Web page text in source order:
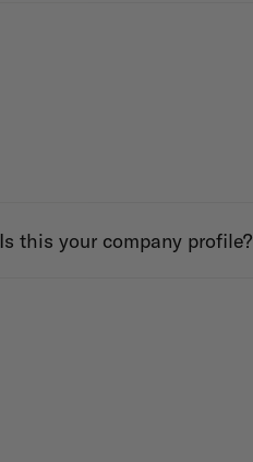
Is this your company profile?